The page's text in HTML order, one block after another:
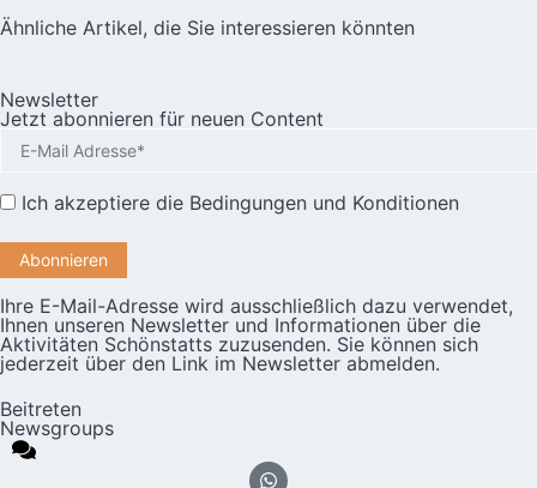
Ähnliche Artikel, die Sie interessieren könnten
Newsletter
Jetzt abonnieren für neuen Content
Ich akzeptiere die Bedingungen und Konditionen
Ihre E-Mail-Adresse wird ausschließlich dazu verwendet,
Ihnen unseren Newsletter und Informationen über die
Aktivitäten Schönstatts zuzusenden. Sie können sich
jederzeit über den Link im Newsletter abmelden.
Beitreten
Newsgroups